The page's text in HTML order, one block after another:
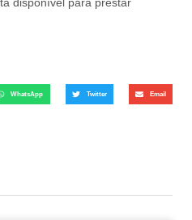
disponível para prestar
WhatsApp Twitter Email